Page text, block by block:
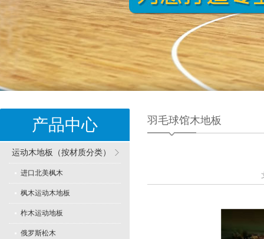
产品中心
运动木地板（按材质分类）
进口北美枫木
枫木运动木地板
柞木运动地板
俄罗斯松木
羽毛球馆木地板